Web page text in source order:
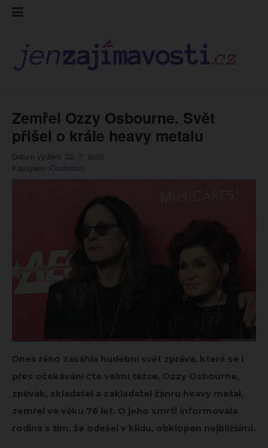
Skip
Zemřel Ozzy Osbourne. Svět
přišel o krále heavy metalu
Datum vydání: 22. 7. 2025
Kategorie: Osobnosti
Dnes ráno zasáhla hudební svět zpráva, která se i
přes očekávání čte velmi těžce. Ozzy Osbourne,
zpěvák, skladatel a zakladatel žánru heavy metal,
zemřel ve věku 76 let. O jeho smrti informovala
rodina s tím, že odešel v klidu, obklopen nejbližšími.